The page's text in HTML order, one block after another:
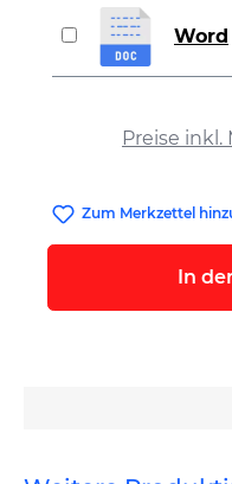
Preise inkl.
Word
Zum Merkzettel
In